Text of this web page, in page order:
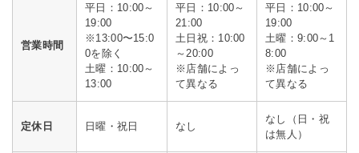
営業時間
平日：10:00～
19:00
※13:00〜15:0
0を除く
土曜：10:00～
13:00
平日：10:00～
21:00
土日祝：10:00
～20:00
※店舗によっ
て異なる
平日：10:00～
19:00
土曜：9:00～1
8:00
※店舗によっ
て異なる
定休日 日曜・祝日 なし
なし（日・祝
は無人）